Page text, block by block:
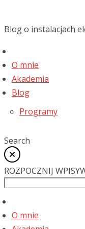
Blog o instalacjach
O mnie
Akademia
Blog
Programy
Search
ROZPOCZNIJ
O mnie